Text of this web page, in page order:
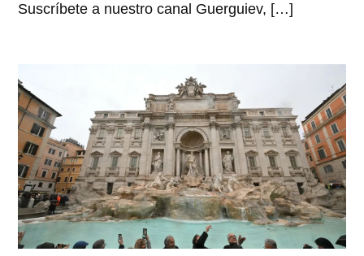
Suscríbete a nuestro canal Guerguiev, […]